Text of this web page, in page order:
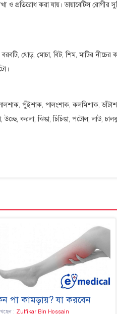
ও প্রতিরোধ করা যায়। ডায়াবেটিস
থোড়, মোচা, বিট, শিম, মাটির নীচের
পুঁইশাক, পালংশাক, কলমিশাক,
করলা, ঝিঙা, চিচিঙা, পটোল, লাউ,
পা কামড়ায়? যা করবেন
: Zulfikar Bin Hossain